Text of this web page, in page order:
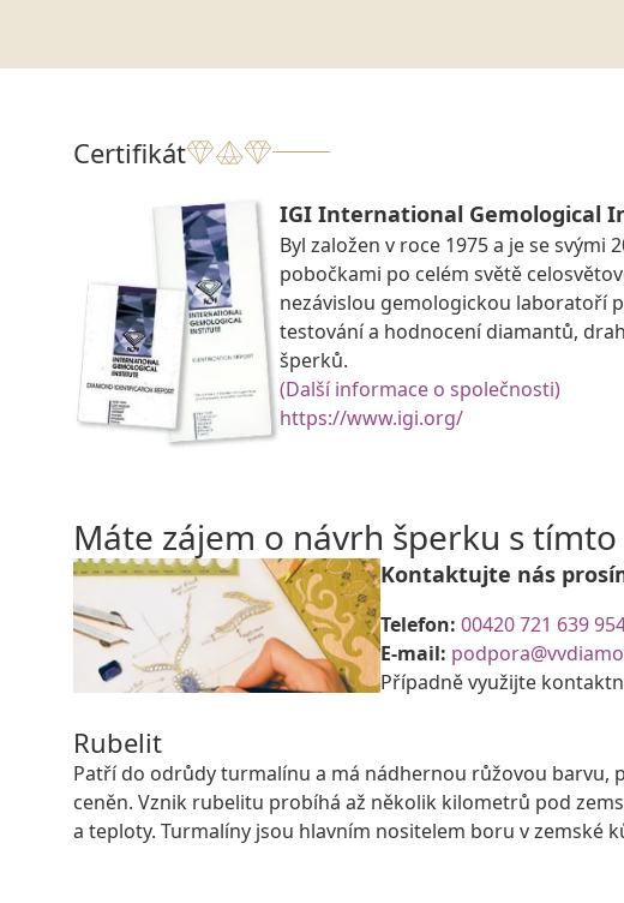
Certifikát
IGI International Gemological
Byl založen v roce 1975 a je se svými
pobočkami po celém světě
nezávislou gemologickou laboratoří
testování a hodnocení diamantů,
šperků.
(Další informace o společnosti)
https://www.igi.org/
Máte zájem o návrh šperku s
Kontaktujte nás
Telefon: 00420 721 639
E-mail:
Případně využijte
Rubelit
Patří do odrůdy turmalínu a má nádhernou růžovou barvu,
ceněn. Vznik rubelitu probíhá až několik kilometrů pod
a teploty. Turmalíny jsou hlavním nositelem boru v zemské